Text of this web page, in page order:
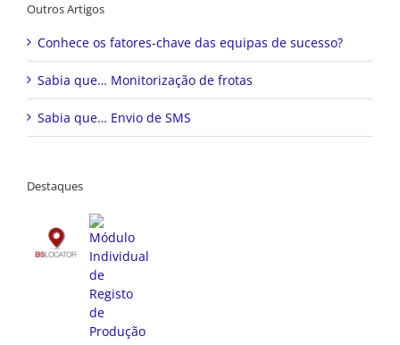
Outros Artigos
Conhece os fatores-chave das equipas de sucesso?
Sabia que… Monitorização de frotas
Sabia que… Envio de SMS
Destaques